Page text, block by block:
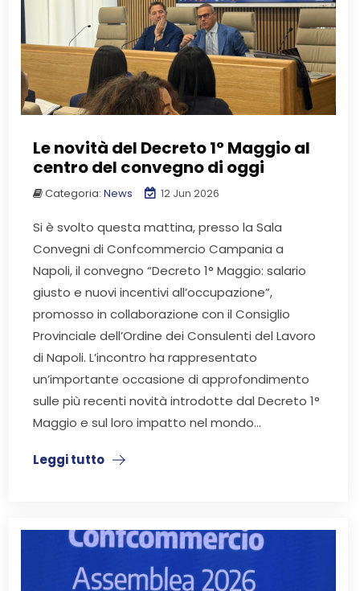
Le novità del Decreto 1° Maggio al
centro del convegno di oggi
Categoria:News 12 Jun 2026
Si è svolto questa mattina, presso la Sala
Convegni di Confcommercio Campania a
Napoli, il convegno “Decreto 1° Maggio: salario
giusto e nuovi incentivi all’occupazione”,
promosso in collaborazione con il Consiglio
Provinciale dell’Ordine dei Consulenti del Lavoro
di Napoli. L’incontro ha rappresentato
un’importante occasione di approfondimento
sulle più recenti novità introdotte dal Decreto 1°
Maggio e sul loro impatto nel mondo...
Leggi tutto